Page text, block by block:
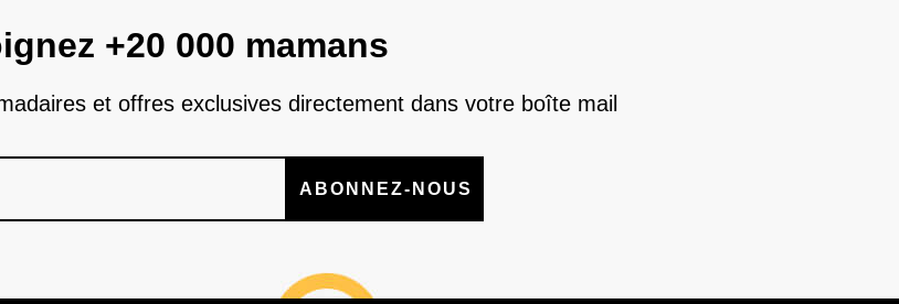
+20 000 mamans
et offres exclusives directement dans votre boîte mail
ABONNEZ-NOUS